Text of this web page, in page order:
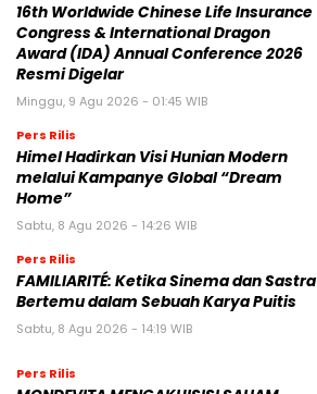
16th Worldwide Chinese Life Insurance
Congress & International Dragon
Award (IDA) Annual Conference 2026
Resmi Digelar
Minggu, 9 Agu 2026 - 01:45 WIB
Pers Rilis
Himel Hadirkan Visi Hunian Modern
melalui Kampanye Global “Dream
Home”
Sabtu, 8 Agu 2026 - 14:26 WIB
Pers Rilis
FAMILIARITÉ: Ketika Sinema dan Sastra
Bertemu dalam Sebuah Karya Puitis
Sabtu, 8 Agu 2026 - 14:19 WIB
Pers Rilis